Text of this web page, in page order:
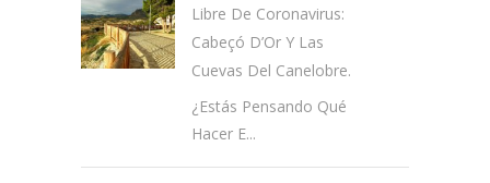
Libre De Coronavirus:
Cabeçó D’Or Y Las
Cuevas Del Canelobre.
¿Estás Pensando Qué
Hacer E...